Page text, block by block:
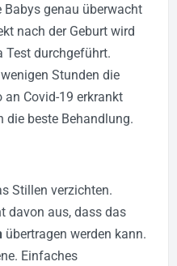
Babys genau überwacht
nach der Geburt wird
Test durchgeführt.
Stunden die
an Covid-19 erkrankt
die beste Behandlung.
Stillen verzichten.
davon aus, dass das
übertragen werden kann.
Einfaches